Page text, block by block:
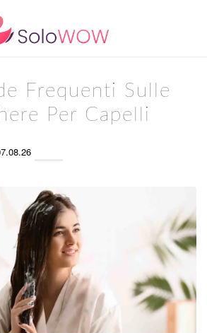
Frequenti Sulle
Per Capelli